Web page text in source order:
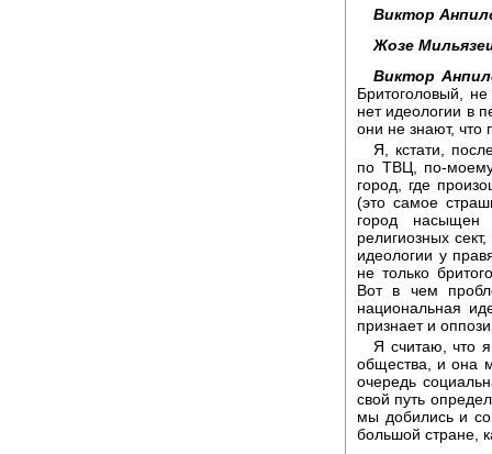
Виктор
Жозе
Виктор
Бритоголовый,
нет идеологии в
они не знают, что
Я, кстати,
по ТВЦ, по-
город, где
(это самое
город насыщен
религиозных
идеологии у
не только
Вот в чем
национальная
признает и
Я считаю, что
общества, и она
очередь
свой путь
мы добились и
большой стране,